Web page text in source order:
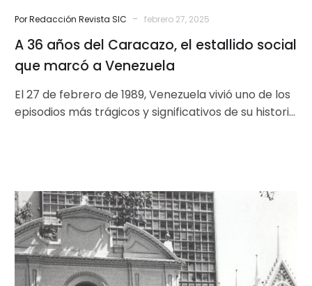
Por Redacción Revista SIC - febrero 27, 2025
A 36 años del Caracazo, el estallido social
que marcó a Venezuela
El 27 de febrero de 1989, Venezuela vivió uno de los
episodios más trágicos y significativos de su historia